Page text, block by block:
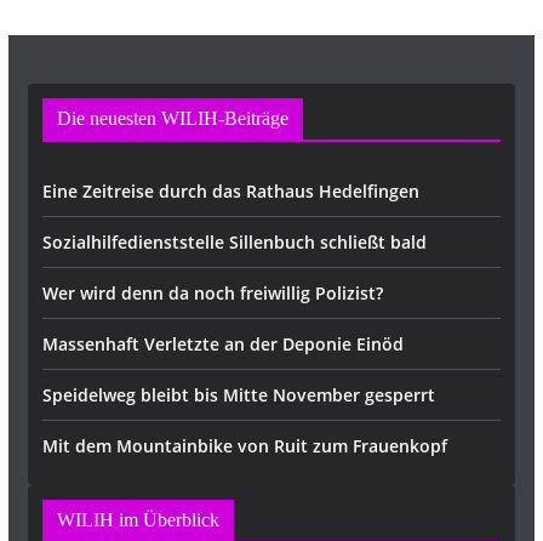
Die neuesten WILIH-Beiträge
Eine Zeitreise durch das Rathaus Hedelfingen
Sozialhilfedienststelle Sillenbuch schließt bald
Wer wird denn da noch freiwillig Polizist?
Massenhaft Verletzte an der Deponie Einöd
Speidelweg bleibt bis Mitte November gesperrt
Mit dem Mountainbike von Ruit zum Frauenkopf
WILIH im Überblick